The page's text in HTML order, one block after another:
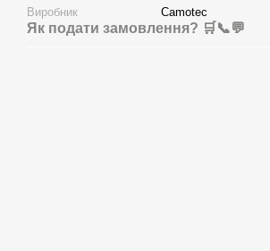
Виробник
Camotec
Як подати замовлення? 🛒📞💬